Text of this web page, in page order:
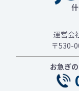
運営会
〒530-
お急ぎ